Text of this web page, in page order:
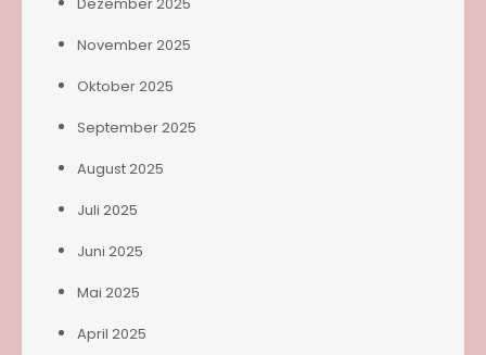
November 2025
Oktober 2025
September 2025
August 2025
Juli 2025
Juni 2025
Mai 2025
April 2025